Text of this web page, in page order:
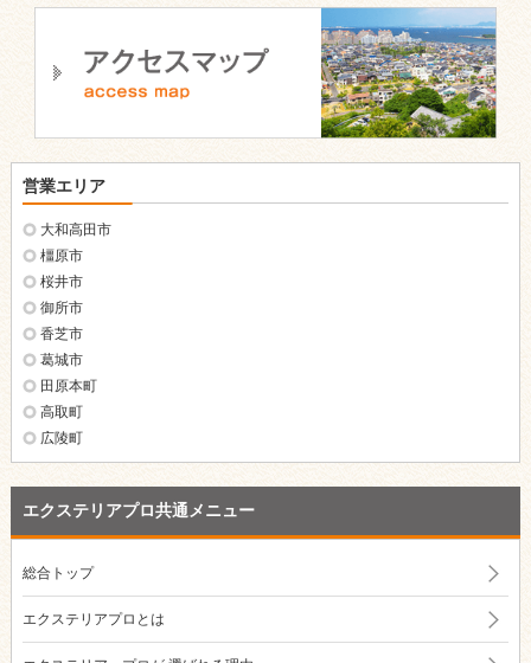
エクステリアプロ共通メニュー
総合トップ
エクステリアプロとは
営業エリア
大和高田市
橿原市
桜井市
御所市
香芝市
葛城市
田原本町
高取町
広陵町